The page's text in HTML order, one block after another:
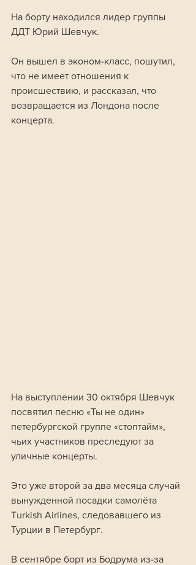
На борту находился лидер группы
ДДТ Юрий Шевчук.
Он вышел в эконом-класс, пошутил,
что не имеет отношения к
происшествию, и рассказал, что
возвращается из Лондона после
концерта.
На выступлении 30 октября Шевчук
посвятил песню «Ты не один»
петербургской группе «стоптайм»,
чьих участников преследуют за
уличные концерты.
Это уже второй за два месяца случай
вынужденной посадки самолёта
Turkish Airlines, следовавшего из
Турции в Петербург.
В сентябре борт из Бодрума из-за